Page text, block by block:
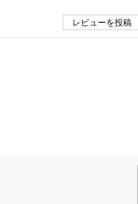
レビューを投稿